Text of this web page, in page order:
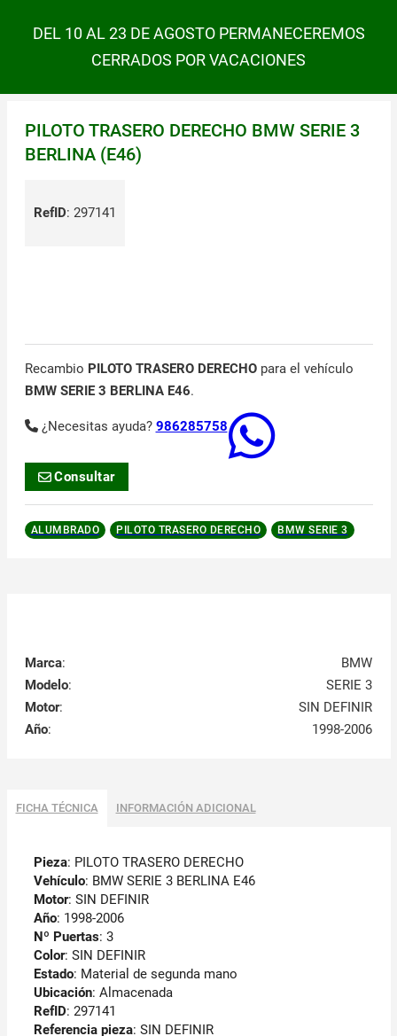
DEL 10 AL 23 DE AGOSTO PERMANECEREMOS
CERRADOS POR VACACIONES
PILOTO TRASERO DERECHO BMW SERIE 3
BERLINA (E46)
RefID: 297141
Recambio PILOTO TRASERO DERECHOpara el vehículo
BMW SERIE 3 BERLINA E46.
¿Necesitas ayuda? 986285758
Consultar
ALUMBRADO PILOTO TRASERO DERECHO BMW SERIE 3
Marca:
BMW
Modelo:
SERIE 3
Motor:
SIN DEFINIR
Año: 1998-2006
FICHA TÉCNICA INFORMACIÓN ADICIONAL
Pieza: PILOTO TRASERO DERECHO
Vehículo: BMW SERIE 3 BERLINA E46
Motor: SIN DEFINIR
Año: 1998-2006
Nº Puertas: 3
Color: SIN DEFINIR
Estado: Material de segunda mano
Ubicación: Almacenada
RefID: 297141
Referencia pieza: SIN DEFINIR